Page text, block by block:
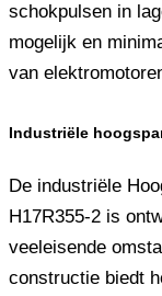
schokpulsen in
mogelijk en
van
Industriële
De industriële
H17R355-2 is
veeleisende
constructie biedt